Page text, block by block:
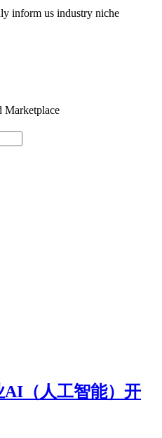
inform us industry niche
Marketplace
（人工智能）开